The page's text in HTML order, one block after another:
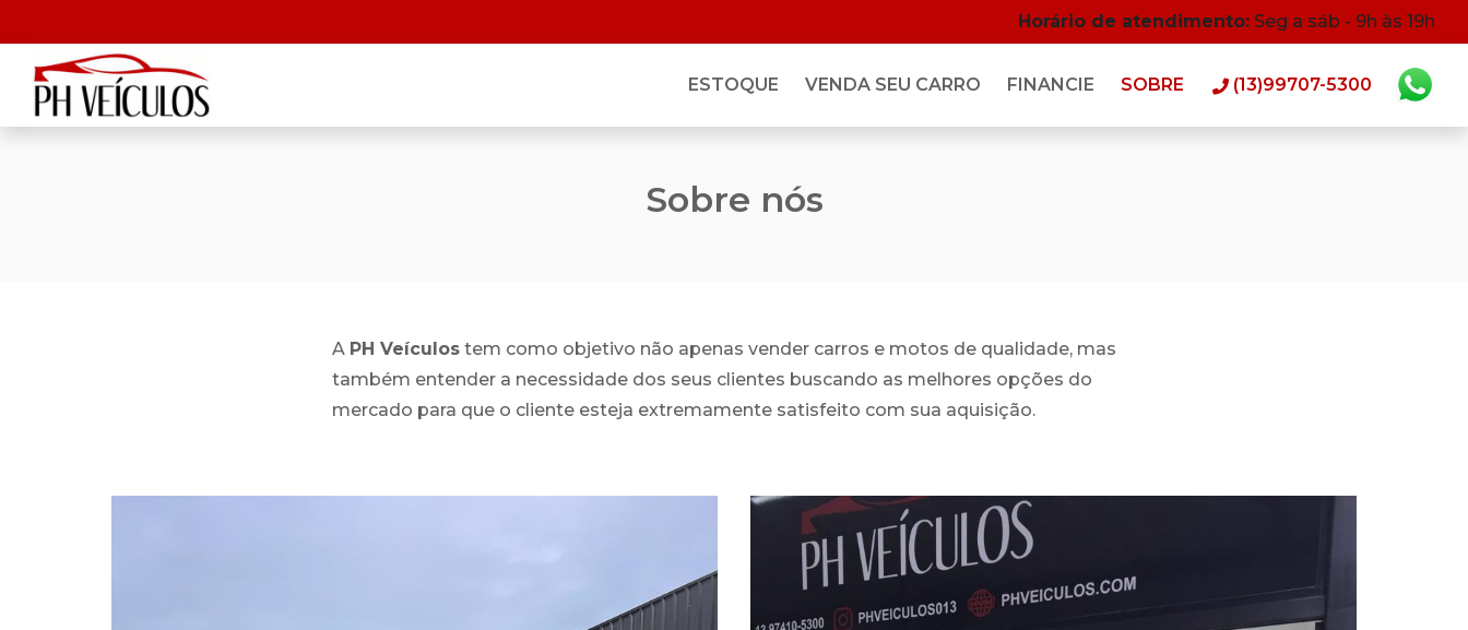
Horário de atendimento: Seg a sáb - 9h às 19h
ESTOQUE VENDA SEU CARRO FINANCIE SOBRE (13)99707-5300
Sobre nós
A PH Veículos tem como objetivo não apenas vender carros e motos de qualidade, mas
também entender a necessidade dos seus clientes buscando as melhores opções do
mercado para que o cliente esteja extremamente satisfeito com sua aquisição.